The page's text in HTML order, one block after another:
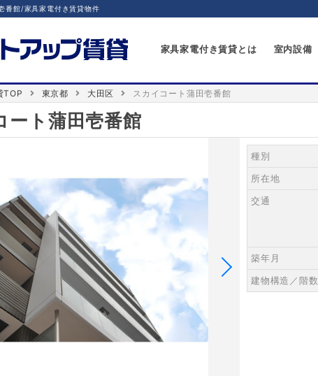
番館/家具家電付き賃貸物件
家具家電付き賃貸とは 室内設備
TOP 東京都 大田区 スカイコート蒲田壱番館
ート蒲田壱番館
種別
所在地
交通
築年月
建物構造／階数